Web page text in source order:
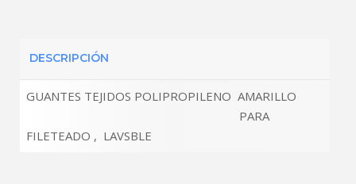
DESCRIPCIÓN
GUANTES TEJIDOS POLIPROPILENO AMARILLO
PARA
FILETEADO , LAVSBLE